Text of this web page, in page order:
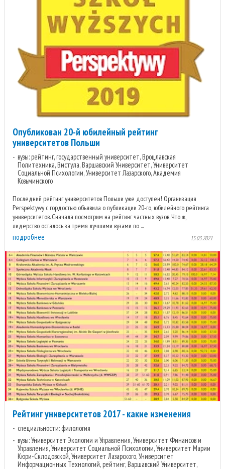
Опубликован 20-й юбилейный рейтинг
университетов Польши
вузы: рейтинг, государственный университет, Вроцлавская
Политехника, Вистула, Варшавский Университет, Университет
Социальной Психологии, Университет Лазарского, Академия
Козьминского
Последний рейтинг университетов Польши уже доступен! Организация
Perspektywy с гордостью объявила о публикации 20-го, юбилейного рейтинга
университетов. Сначала посмотрим на рейтинг частных вузов. Что ж,
лидерство осталось за тремя лучшими вузами по ...
подробнее 15.03.2021
Рейтинг университетов 2017 - какие изменения
специальности: филология
вузы: Университет Экологии и Управления, Университет Финансов и
Управления, Университет Социальной Психологии, Университет Марии
Кюри-Склодовской, Университет Лазарского, Университет
Информационных Технологий, рейтинг, Варшавский Университет,